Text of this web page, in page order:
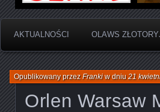
AKTUALNOŚCI OLAWS
Orlen Warsaw
Opublikowany przezFrankiw dniu21